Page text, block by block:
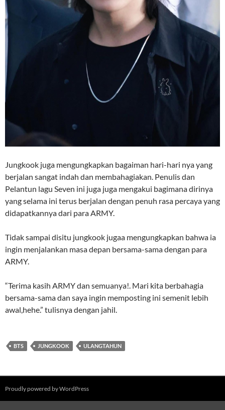
Jungkook juga mengungkapkan bagaiman hari-hari nya yang
berjalan sangat indah dan membahagiakan. Penulis dan
Pelantun lagu Seven ini juga juga mengakui bagimana dirinya
yang selama ini terus berjalan dengan penuh rasa percaya yang
didapatkannya dari para ARMY.
Tidak sampai disitu jungkook jugaa mengungkapkan bahwa ia
ingin menjalankan masa depan bersama-sama dengan para
ARMY.
“Terima kasih ARMY dan semuanya!. Mari kita berbahagia
bersama-sama dan saya ingin memposting ini semenit lebih
awal,hehe.” tulisnya dengan jahil.
BTS JUNGKOOK ULANGTAHUN
Proudly powered by WordPress